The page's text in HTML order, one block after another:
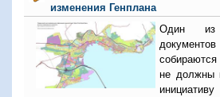
изменения Генплана
Один из
не должны